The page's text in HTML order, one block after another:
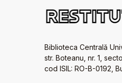
Biblioteca Centrală
str. Boteanu, nr. 1,
cod ISIL: RO-B-0192,